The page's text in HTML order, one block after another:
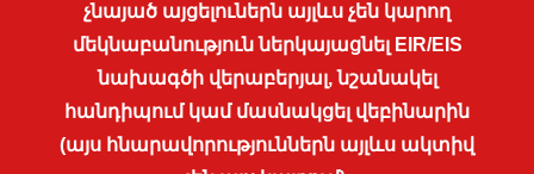
չնայած այցելուներն այլևս չեն կարող
մեկնաբանություն ներկայացնել EIR/EIS
նախագծի վերաբերյալ, նշանակել
հանդիպում կամ մասնակցել վեբինարին
(այս հնարավորություններն այլևս ակտիվ